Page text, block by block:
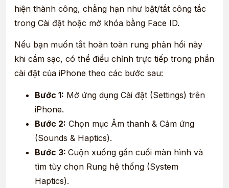
hiện thành công, chẳng hạn như bật/tắt công tắc
trong Cài đặt hoặc mở khóa bằng Face ID.
Nếu bạn muốn tắt hoàn toàn rung phản hồi này
khi cắm sạc, có thể điều chỉnh trực tiếp trong phần
cài đặt của iPhone theo các bước sau:
Bước 1: Mở ứng dụng Cài đặt (Settings) trên
iPhone.
Bước 2: Chọn mục Âm thanh & Cảm ứng
(Sounds & Haptics).
Bước 3: Cuộn xuống gần cuối màn hình và
tìm tùy chọn Rung hệ thống (System
Haptics).